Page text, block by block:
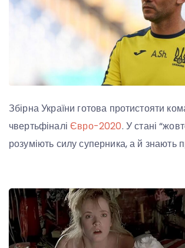
Збірна України готова протистояти
чвертьфіналіЄвро-2020. У стані
розуміють силу суперника, а й знають